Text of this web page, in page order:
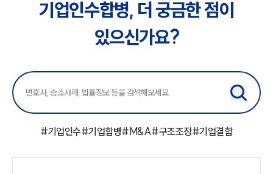
센터소개
대륜의 강점
오시는 길
글로벌 파트너 로펌
고객의 소리
AI대륜
기업인수합병, 더 궁금한 점이
있으신가요?
#기업인수#기업합병# M&A#구조조정#기업결합